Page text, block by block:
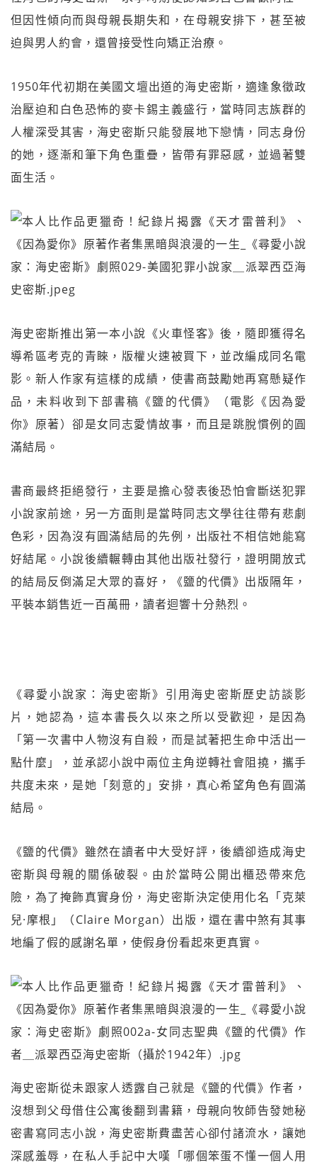
但因性傾向而與母親長期失和，在母親安排下，甚至被
迫與男人約會，還曾接受性向矯正治療。
1950年代初期在美國文壇出道的海史密斯，適逢象徵政
治壓迫和白色恐怖的麥卡錫主義盛行，當時同志族群的
人權深受其害，海史密斯只能發展地下戀情，同志身份
的她，逐漸和筆下角色重疊，皆帶有罪惡感，並過著雙
面生活。
海史密斯推出第一本小說《火車怪客》後，隨即獲得名
導希區考克的青睞，版權火速被買下，並改編成同名電
影。新人作家有這樣的成績，使書商鼓勵她再寫懸疑作
品，未料收到下部書稿《鹽的代價》（電影《因為愛
你》原著）卻是女同志愛情故事，而且是跳脫慣例的圓
滿結局。
書商最終拒絕發行，主要是擔心發表後恐怕會斷送犯罪
小說家前途，另一方面則是當時同志文學往往帶有悲劇
色彩，因為沒有圓滿結局的先例，出版社不相信她能寫
好結尾。小說後續輾轉由其他出版社發行，證明開放式
的結局反倒滿足大眾的喜好，《鹽的代價》出版隔年，
平裝本銷售近一百萬冊，讀者迴響十分熱烈。
《尋愛小說家：海史密斯》引用海史密斯歷史訪談影
片，她認為，這本書長久以來之所以受歡迎，是因為
「第一次書中人物沒有自殺，而是試著把生命中活出一
點什麼」，並承認小說中兩位主角逆轉社會阻撓，攜手
共度未來，是她「刻意的」安排，真心希望角色有圓滿
結局。
《鹽的代價》雖然在讀者中大受好評，後續卻造成海史
密斯與母親的關係破裂。由於當時公開出櫃恐帶來危
險，為了掩飾真實身份，海史密斯決定使用化名「克萊
兒·摩根」（Claire Morgan）出版，還在書中煞有其事
地編了假的感謝名單，使假身份看起來更真實。
海史密斯從未跟家人透露自己就是《鹽的代價》作者，
沒想到父母借住公寓後翻到書籍，母親向牧師告發她秘
密書寫同志小說，海史密斯費盡苦心卻付諸流水，讓她
深感羞辱，在私人手記中大嘆「哪個笨蛋不懂一個人用